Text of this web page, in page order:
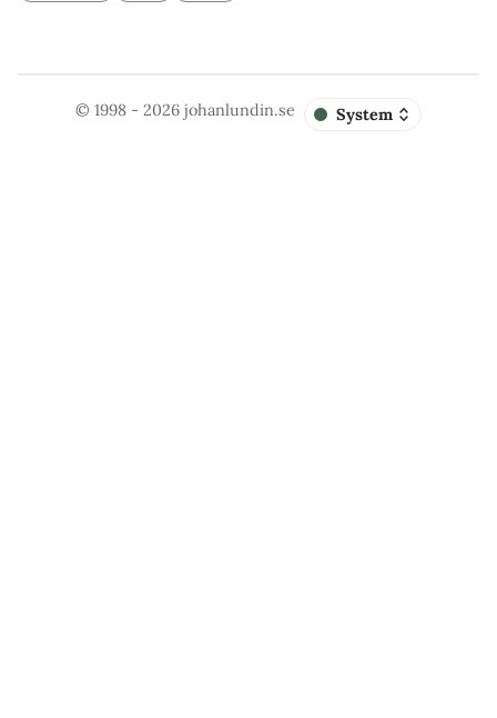
© 1998 - 2026johanlundin.se